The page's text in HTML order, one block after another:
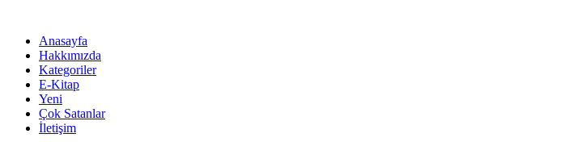
Anasayfa
Hakkımızda
Kategoriler
E-Kitap
Yeni
Çok Satanlar
İletişim